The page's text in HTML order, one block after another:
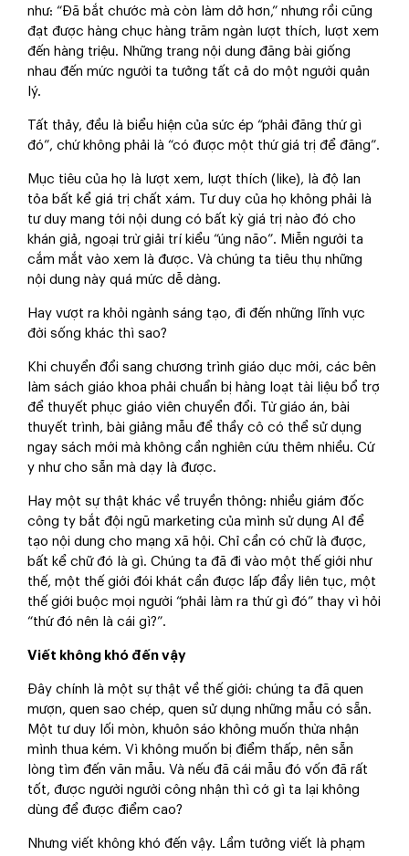
như: “Đã bắt chước mà còn làm dở hơn,” nhưng rồi cũng
đạt được hàng chục hàng trăm ngàn lượt thích, lượt xem
đến hàng triệu. Những trang nội dung đăng bài giống
nhau đến mức người ta tưởng tất cả do một người quản
lý.
Tất thảy, đều là biểu hiện của sức ép “phải đăng thứ gì
đó”, chứ không phải là “có được một thứ giá trị để đăng”.
Mục tiêu của họ là lượt xem, lượt thích (like), là độ lan
tỏa bất kể giá trị chất xám. Tư duy của họ không phải là
tư duy mang tới nội dung có bất kỳ giá trị nào đó cho
khán giả, ngoại trừ giải trí kiểu “úng não”. Miễn người ta
cắm mắt vào xem là được. Và chúng ta tiêu thụ những
nội dung này quá mức dễ dàng.
Hay vượt ra khỏi ngành sáng tạo, đi đến những lĩnh vực
đời sống khác thì sao?
Khi chuyển đổi sang chương trình giáo dục mới, các bên
làm sách giáo khoa phải chuẩn bị hàng loạt tài liệu bổ trợ
để thuyết phục giáo viên chuyển đổi. Từ giáo án, bài
thuyết trình, bài giảng mẫu để thầy cô có thể sử dụng
ngay sách mới mà không cần nghiên cứu thêm nhiều. Cứ
y như cho sẵn mà dạy là được.
Hay một sự thật khác về truyền thông: nhiều giám đốc
công ty bắt đội ngũ marketing của mình sử dụng AI để
tạo nội dung cho mạng xã hội. Chỉ cần có chữ là được,
bất kể chữ đó là gì. Chúng ta đã đi vào một thế giới như
thế, một thế giới đói khát cần được lấp đầy liên tục, một
thế giới buộc mọi người “phải làm ra thứ gì đó” thay vì hỏi
“thứ đó nên là cái gì?”.
Viết không khó đến vậy
Đây chính là một sự thật về thế giới: chúng ta đã quen
mượn, quen sao chép, quen sử dụng những mẫu có sẵn.
Một tư duy lối mòn, khuôn sáo không muốn thừa nhận
mình thua kém. Vì không muốn bị điểm thấp, nên sẵn
lòng tìm đến văn mẫu. Và nếu đã cái mẫu đó vốn đã rất
tốt, được người người công nhận thì cớ gì ta lại không
dùng để được điểm cao?
Nhưng viết không khó đến vậy. Lầm tưởng viết là phạm